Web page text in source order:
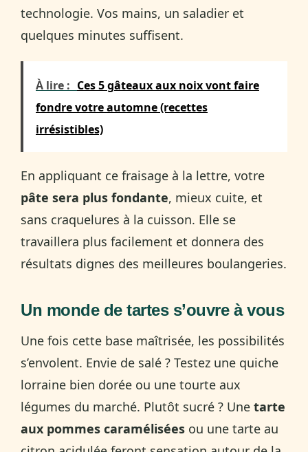
technologie. Vos mains, un saladier et
quelques minutes suffisent.
À lire : Ces 5 gâteaux aux noix vont faire
fondre votre automne (recettes
irrésistibles)
En appliquant ce fraisage à la lettre, votre
pâte sera plus fondante, mieux cuite, et
sans craquelures à la cuisson. Elle se
travaillera plus facilement et donnera des
résultats dignes des meilleures boulangeries.
Un monde de tartes s’ouvre à vous
Une fois cette base maîtrisée, les possibilités
s’envolent. Envie de salé ? Testez une quiche
lorraine bien dorée ou une tourte aux
légumes du marché. Plutôt sucré ? Une tarte
aux pommes caramélisées ou une tarte au